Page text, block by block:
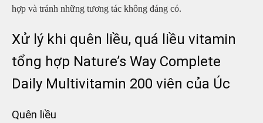
hợp và tránh những tương tác không đáng có.
Xử lý khi quên liều, quá liều vitamin
tổng hợp Nature’s Way Complete
Daily Multivitamin 200 viên của Úc
Quên liều